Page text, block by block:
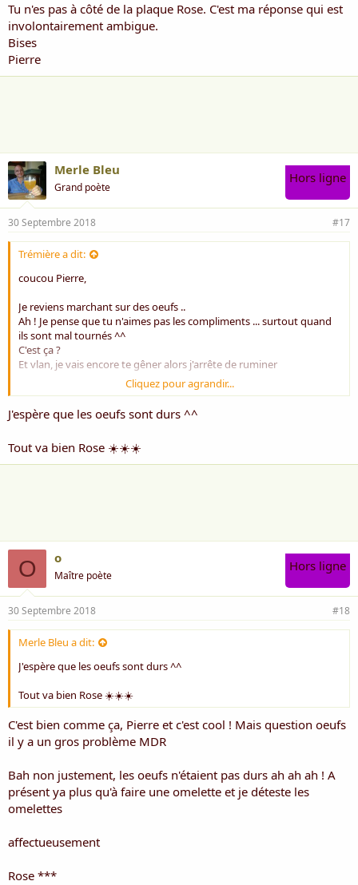
Tu n'es pas à côté de la plaque Rose. C'est ma réponse qui est
involontairement ambigue.
Bises
Pierre
Merle Bleu
Grand poète
Hors ligne
30 Septembre 2018 #17
Trémière a dit:
coucou Pierre,
Je reviens marchant sur des oeufs ..
Ah ! Je pense que tu n'aimes pas les compliments ... surtout quand
ils sont mal tournés ^^
C'est ça ?
Et vlan, je vais encore te gêner alors j'arrête de ruminer
Tendrement
Rose ***
Cliquez pour agrandir...
J'espère que les oeufs sont durs ^^
Tout va bien Rose ☀️☀️☀️
O o
Maître poète
Hors ligne
30 Septembre 2018 #18
Merle Bleu a dit:
J'espère que les oeufs sont durs ^^
Tout va bien Rose ☀️☀️☀️
C'est bien comme ça, Pierre et c'est cool ! Mais question oeufs
il y a un gros problème MDR
Bah non justement, les oeufs n'étaient pas durs ah ah ah ! A
présent ya plus qu'à faire une omelette et je déteste les
omelettes
affectueusement
Rose ***